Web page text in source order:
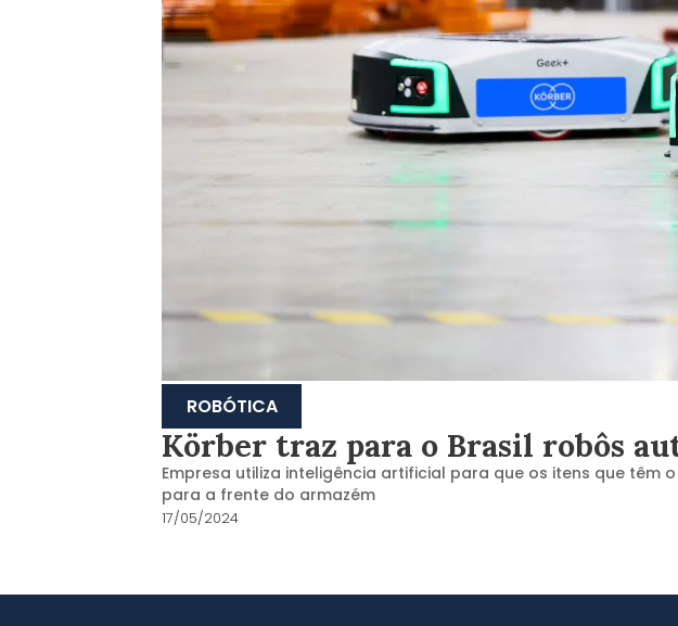
ROBÓTICA
Körber traz para o Brasil robôs
Empresa utiliza inteligência artificial para que os itens que
para a frente do armazém
17/05/2024